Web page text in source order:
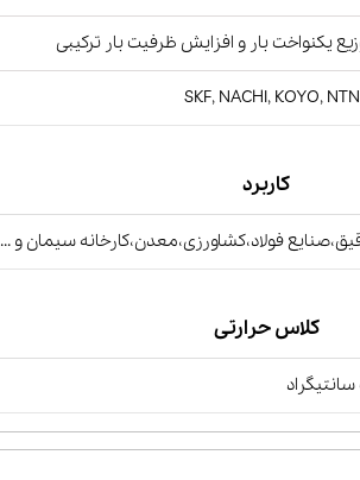
یکنواخت بار و افزایش ظرفیت بار ترکیبی
SKF, NACHI, KOYO,
کاربرد
فولاد،کشاورزی،معدن،کارخانه سیمان و ...
کلاس حرارتی